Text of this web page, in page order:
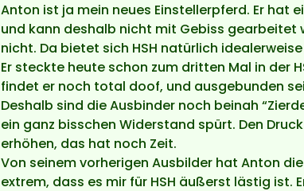
Anton ist ja mein neues Einstellerpferd. Er hat
und kann deshalb nicht mit Gebiss gearbeitet
nicht. Da bietet sich HSH natürlich
Er steckte heute schon zum dritten Mal in der
findet er noch total doof, und ausgebunden
Deshalb sind die Ausbinder noch beinah
ein ganz bisschen Widerstand spürt. Den
erhöhen, das hat noch Zeit.
Von seinem vorherigen Ausbilder hat Anton
extrem, dass es mir für HSH äußerst lästig ist.